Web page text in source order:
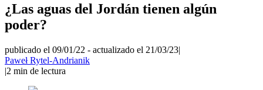
¿Las aguas del Jordán tienen algún
poder?
publicado el 09/01/22 - actualizado el 21/03/23|
Paweł Rytel-Andrianik
|2 min de lectura